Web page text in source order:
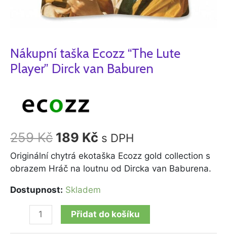
Nákupní taška Ecozz “The Lute
Player” Dirck van Baburen
259Kč 189 Kč s DPH
Originální chytrá ekotaška Ecozz gold collection s
obrazem Hráč na loutnu od Dircka van Baburena.
Dostupnost: Skladem
Přidat do košíku